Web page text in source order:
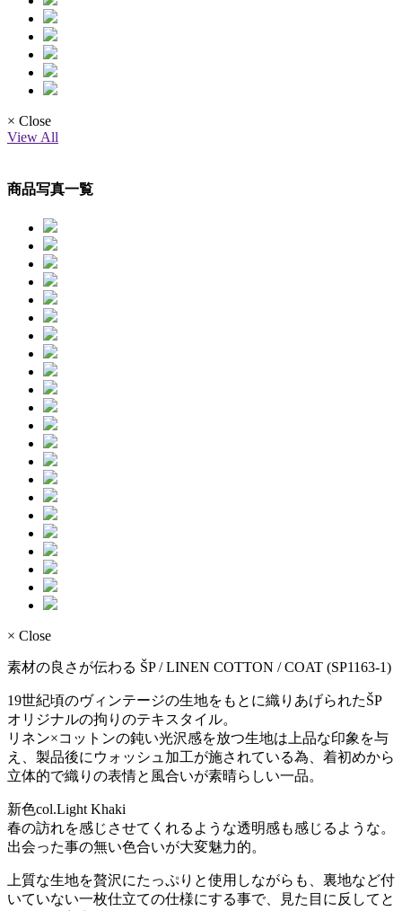
× Close
View All
商品写真一覧
× Close
素材の良さが伝わる ŠP / LINEN COTTON / COAT (SP1163-1)
19世紀頃のヴィンテージの生地をもとに織りあげられたŠP
オリジナルの拘りのテキスタイル。
リネン×コットンの鈍い光沢感を放つ生地は上品な印象を与
え、製品後にウォッシュ加工が施されている為、着初めから
立体的で織りの表情と風合いが素晴らしい一品。
新色col.Light Khaki
春の訪れを感じさせてくれるような透明感も感じるような。
出会った事の無い色合いが大変魅力的。
上質な生地を贅沢にたっぷりと使用しながらも、裏地など付
いていない一枚仕立ての仕様にする事で、見た目に反してと